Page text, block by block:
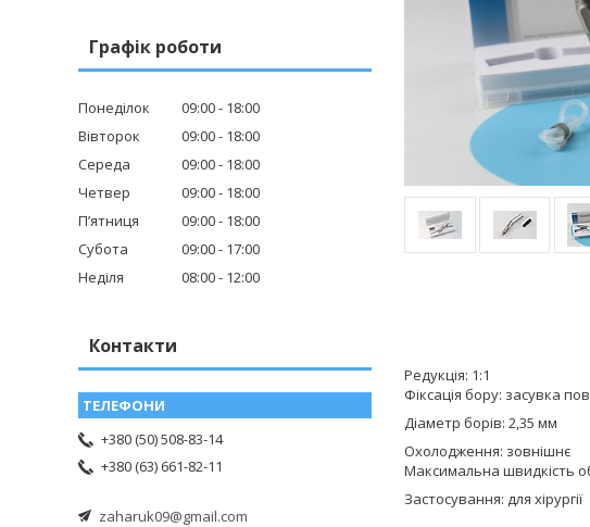
Редукція: 1:1
Фіксація бору: засувка
Діаметр борів: 2,35 мм
Охолодження: зовнішнє
Максимальна швидкість
Застосування: для хірургії
Графік роботи
Понеділок 09:00
18:00
Вівторок
09:00
18:00
Середа
09:00
18:00
Четвер
09:00
18:00
Пʼятниця
09:00
18:00
Субота
09:00
17:00
Неділя
08:00 12:00
Контакти
+380 (50) 508-83-14
+380 (63) 661-82-11
zaharuk09@gmail.com